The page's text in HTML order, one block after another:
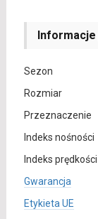
Informacje
Sezon
Rozmiar
Przeznaczenie
Indeks nośności
Indeks prędkości
Gwarancja
Etykieta UE